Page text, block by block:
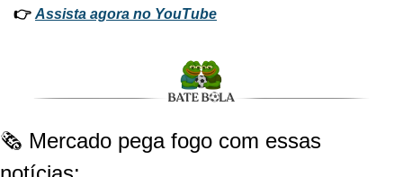
👉 Assista agora no YouTube
🗞️ Mercado pega fogo com essas